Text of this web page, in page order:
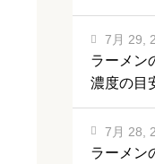
ラーメン
濃度の目
7月 29,
ラーメン
7月 28,